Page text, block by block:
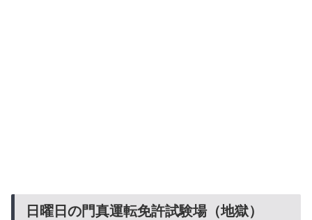
日曜日の門真運転免許試験場（地獄）